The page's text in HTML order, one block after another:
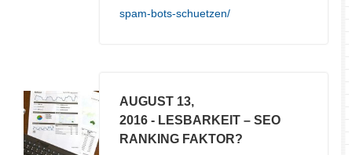
spam-bots-schuetzen/
AUGUST 13,
2016 - LESBARKEIT – SEO
RANKING FAKTOR?